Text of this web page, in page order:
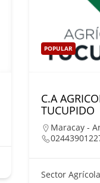
POPULAR
C.A
TUCUPIDO
Maracay -
Sector Agrícola